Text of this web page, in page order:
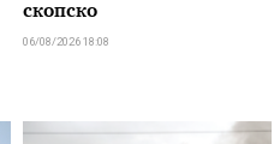
скопско
06/08/2026 18:08